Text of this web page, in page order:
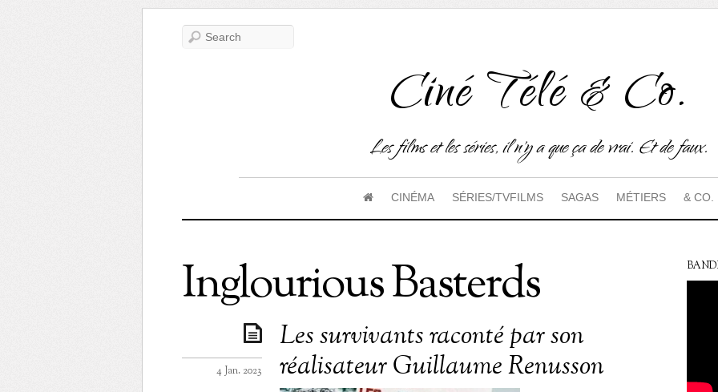
Ciné Télé & Co.
Les films et les séries, il n'y a que ça de vrai. Et de faux.
CINÉMA SÉRIES/TVFILMS SAGAS MÉTIERS & CO.
Inglourious Basterds
Les survivants raconté par son
réalisateur Guillaume Renusson
4 Jan. 2023